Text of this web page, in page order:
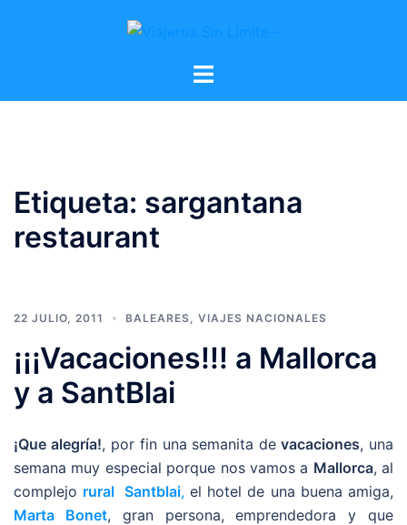
Etiqueta: sargantana
restaurant
22 JULIO, 2011 BALEARES VIAJES NACIONALES
¡¡¡Vacaciones!!! a Mallorca
y a SantBlai
¡Que alegría!, por fin una semanita de vacaciones, una
semana muy especial porque nos vamos a Mallorca, al
complejo rural Santblai,el hotel de una buena amiga,
Marta Bonet, gran persona, emprendedora y que